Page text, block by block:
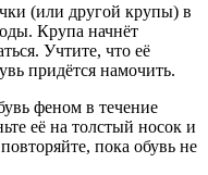
(или другой крупы) в
Крупа начнёт
Учтите, что её
придётся намочить.
феном в течение
её на толстый носок и
пока обувь не